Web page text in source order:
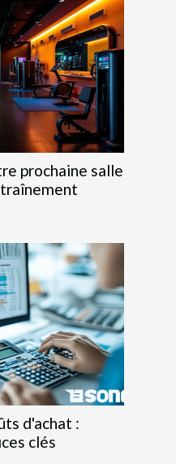
prochaine salle
d'achat :
clés